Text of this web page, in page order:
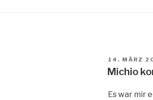
AM
14. MÄRZ
Michio
Es war mir